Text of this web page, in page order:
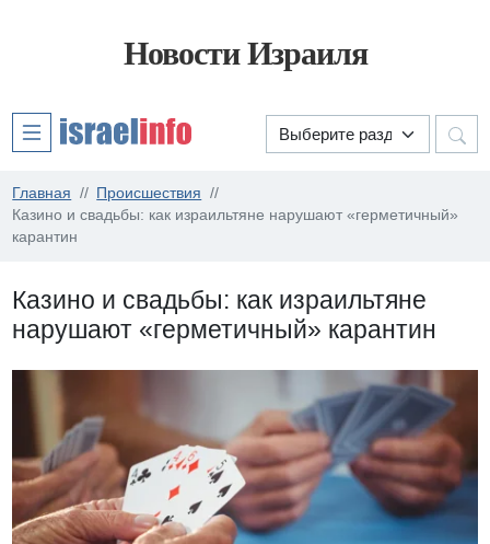
Новости Израиля
Главная
Происшествия
Казино и свадьбы: как израильтяне нарушают «герметичный»
карантин
Казино и свадьбы: как израильтяне
нарушают «герметичный» карантин